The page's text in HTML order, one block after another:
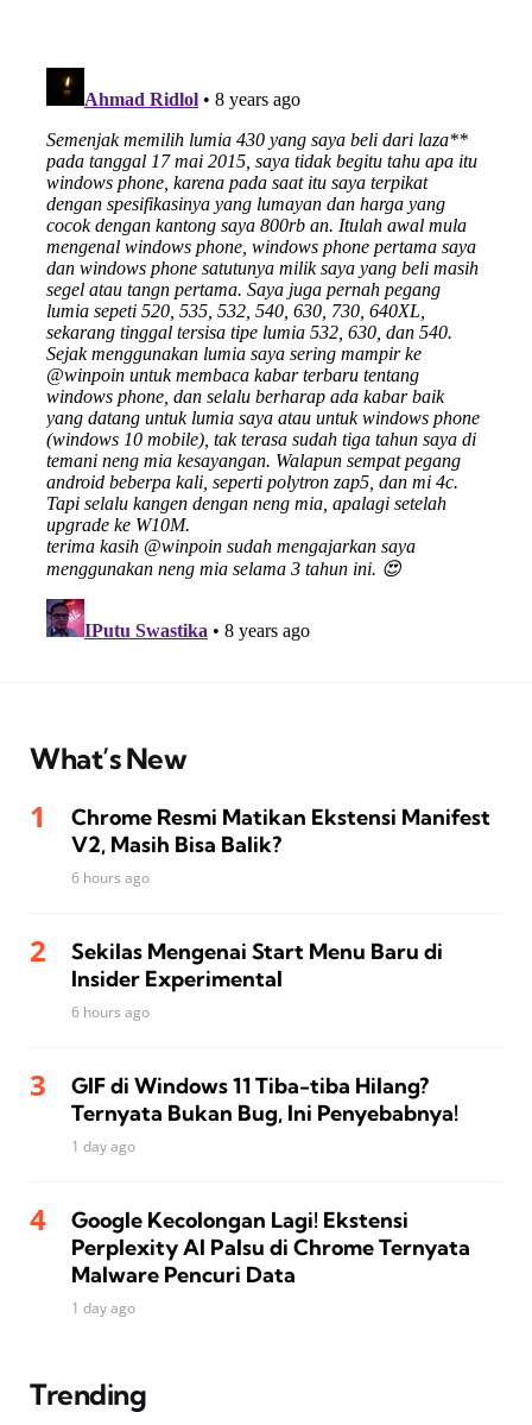
What’s New
Chrome Resmi Matikan Ekstensi Manifest
V2, Masih Bisa Balik?
6 hours ago
Sekilas Mengenai Start Menu Baru di
Insider Experimental
6 hours ago
GIF di Windows 11 Tiba-tiba Hilang?
Ternyata Bukan Bug, Ini Penyebabnya!
1 day ago
Google Kecolongan Lagi! Ekstensi
Perplexity AI Palsu di Chrome Ternyata
Malware Pencuri Data
1 day ago
Trending